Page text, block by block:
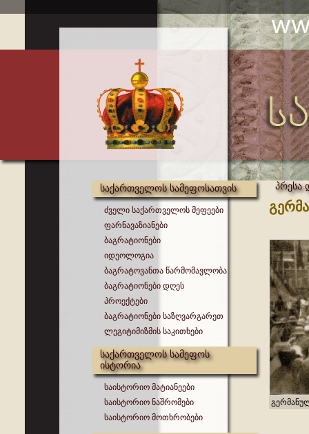
საქართველოს სამეფოსათვის
ძველი საქართველოს მეფეები
ფარნავაზიანები
ბაგრატიონები
იდეოლოგია
ბაგრატოვანთა წარმომავლობა
ბაგრატიონები დღეს
პროექტები
ბაგრატიონები საზღვარგარეთ
ლეგიტიმიზმის საკითხები
საქართველოს სამეფოს
ისტორია
საისტორიო მატიანეები
საისტორიო ნაშრომები
საისტორიო მოთხრობები
პრესა